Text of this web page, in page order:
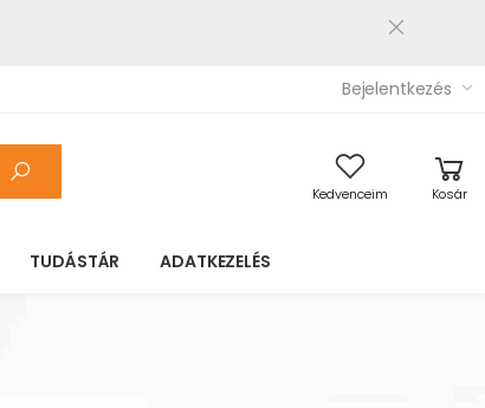
Bejelentkezés
Kedvenceim Kosár
TUDÁSTÁR ADATKEZELÉS